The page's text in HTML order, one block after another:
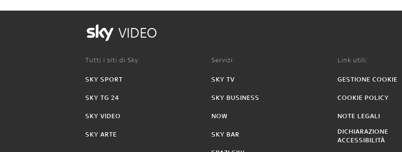
VIDEO
Tutti i siti di Sky:
SKY SPORT
SKY TG 24
SKY VIDEO
SKY ARTE
Servizi:
SKY TV
SKY BUSINESS
NOW
SKY BAR
Link utili:
GESTIONE COOKIE
COOKIE POLICY
NOTE LEGALI
DICHIARAZIONE
ACCESSIBILITÀ